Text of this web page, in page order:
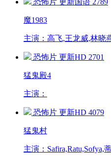
恐怖片 更新国语 2789
魔1983
主演：高飞,王龙威,林晓
恐怖片 更新HD 2701
猛鬼殿4
主演：
恐怖片 更新HD 4079
猛鬼村
主演：Safira,Ratu,Sofya,